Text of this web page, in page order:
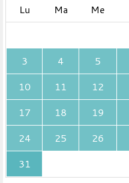
Lu
Ma Me
3
4 5
10
11 12
17
18 19
24
25 26
31